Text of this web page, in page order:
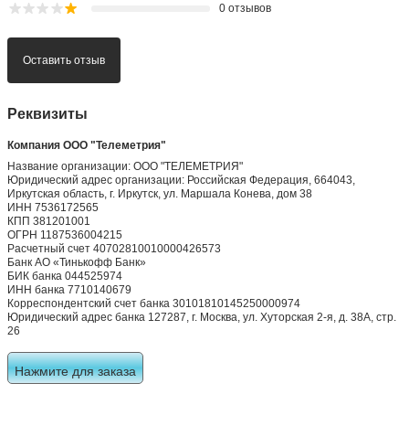
0 отзывов
Оставить отзыв
Реквизиты
Компания ООО "Телеметрия"
Название организации: ООО "ТЕЛЕМЕТРИЯ"
Юридический адрес организации: Российская Федерация, 664043,
Иркутская область, г. Иркутск, ул. Маршала Конева, дом 38
ИНН 7536172565
КПП 381201001
ОГРН 1187536004215
Расчетный счет 40702810010000426573
Банк АО «Тинькофф Банк»
БИК банка 044525974
ИНН банка 7710140679
Корреспондентский счет банка 30101810145250000974
Юридический адрес банка 127287, г. Москва, ул. Хуторская 2-я, д. 38А, стр.
26
Нажмите для заказа